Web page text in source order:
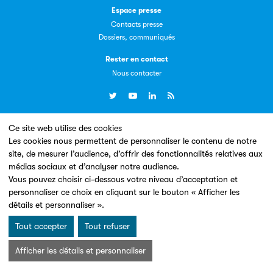
Ce site web utilise des cookies
Les cookies nous permettent de personnaliser le contenu de notre
site, de mesurer l’audience, d’offrir des fonctionnalités relatives aux
médias sociaux et d’analyser notre audience.
Vous pouvez choisir ci-dessous votre niveau d’acceptation et
personnaliser ce choix en cliquant sur le bouton « Afficher les
détails et personnaliser ».
Tout accepter Tout refuser
Afficher les détails et personnaliser
Espace presse
Contacts presse
Dossiers, communiqués
Rester en contact
Nous contacter
Un site conçu en partenariat avec le
Mentions légales & Conditions d’utilisation
Charte Cookies
© Les Éditeurs d’Éducation - SNE 2026
La plateforme LivrEmploi regroupe toutes les offres
Clic.EDIt
Clic.EDIt, pour faciliter les échanges informatisés entre
tous les acteurs de la filière de la fabrication de livres.